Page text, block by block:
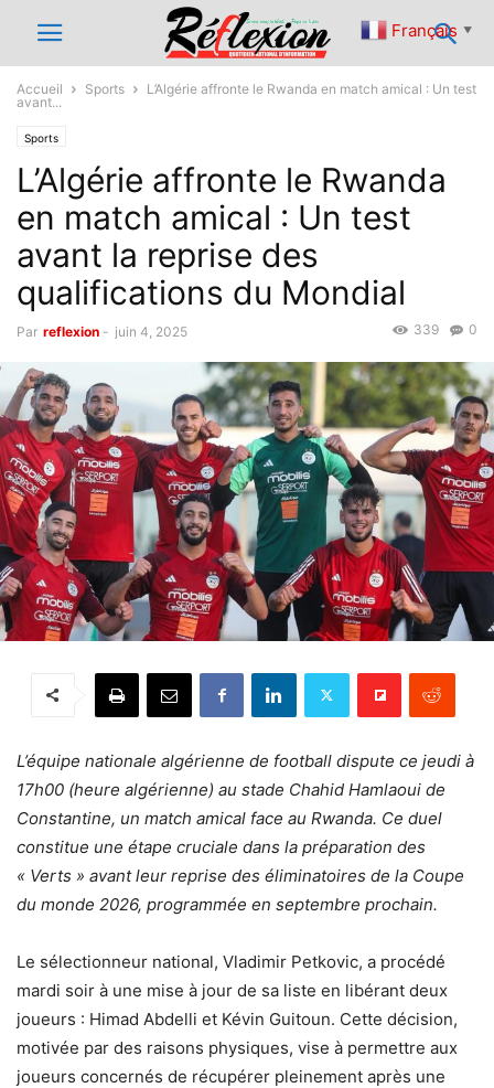
Accueil Sports
L’Algérie affronte le Rwanda en match amical : Un test
avant...
Sports
L’Algérie affronte le Rwanda
en match amical : Un test
avant la reprise des
qualifications du Mondial
Par reflexion - juin 4, 2025 0
339
L’équipe nationale algérienne de football dispute ce jeudi à
17h00 (heure algérienne) au stade Chahid Hamlaoui de
Constantine, un match amical face au Rwanda. Ce duel
constitue une étape cruciale dans la préparation des
« Verts » avant leur reprise des éliminatoires de la Coupe
du monde 2026, programmée en septembre prochain.
Le sélectionneur national, Vladimir Petkovic, a procédé
mardi soir à une mise à jour de sa liste en libérant deux
joueurs : Himad Abdelli et Kévin Guitoun. Cette décision,
motivée par des raisons physiques, vise à permettre aux
joueurs concernés de récupérer pleinement après une
Français ▼